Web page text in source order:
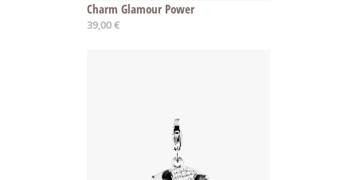
Charm Glamour Power
39,00 €